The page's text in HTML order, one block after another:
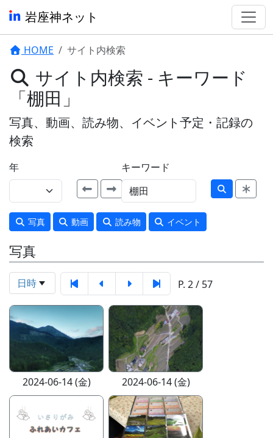
岩座神ネット
HOME サイト内検索
サイト内検索 - キーワード
「棚田」
写真、動画、読み物、イベント予定・記録の
検索
年 キーワード
写真 動画 読み物 イベント
写真
日時 P. 2 / 57
2024-06-14 (金) 2024-06-14 (金)